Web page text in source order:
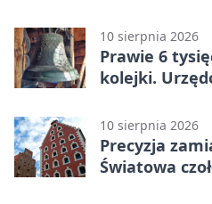
10 sierpnia 2026
Prawie 6
kolejki.
10 sierpnia 2026
Precyzja
Światowa